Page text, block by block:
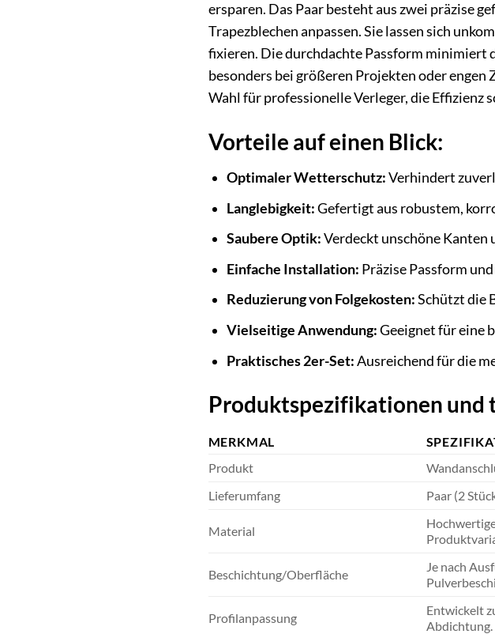
ersparen. Das Paar besteht aus zwei präzise
Trapezblechen anpassen. Sie lassen sich
fixieren. Die durchdachte Passform minimiert
besonders bei größeren Projekten oder
Wahl für professionelle Verleger, die Effizienz
Vorteile auf einen Blick:
Optimaler Wetterschutz:Verhindert
Langlebigkeit:Gefertigt aus robustem,
Saubere Optik:Verdeckt unschöne Kanten
Einfache Installation: Präzise Passform
Reduzierung von Folgekosten:Schützt die
Vielseitige Anwendung:Geeignet für eine
Praktisches 2er-Set:Ausreichend für die
Produktspezifikationen und
MERKMAL
Produkt
Lieferumfang
Paar (2
Material
Beschichtung/Oberfläche
Je nach
Profilanpassung
Entwickelt
Abdichtung.